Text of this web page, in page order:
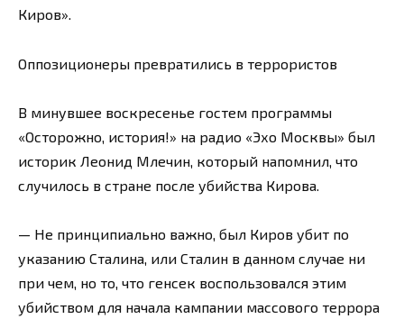
Киров».
Оппозиционеры превратились в террористов
В минувшее воскресенье гостем программы
«Осторожно, история!» на радио «Эхо Москвы» был
историк Леонид Млечин, который напомнил, что
случилось в стране после убийства Кирова.
— Не принципиально важно, был Киров убит по
указанию Сталина, или Сталин в данном случае ни
при чем, но то, что генсек воспользовался этим
убийством для начала кампании массового террора